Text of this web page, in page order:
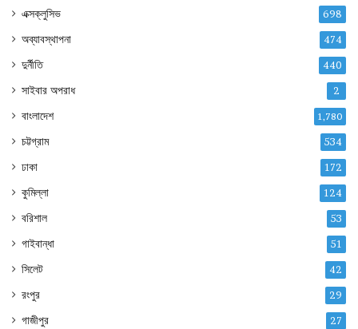
এক্সক্লুসিভ 698
অব্যাবস্থাপনা 474
দুর্নীতি 440
সাইবার অপরাধ 2
বাংলাদেশ 1,780
চট্টগ্রাম 534
ঢাকা 172
কুমিল্লা 124
বরিশাল 53
গাইবান্ধা 51
সিলেট 42
রংপুর 29
গাজীপুর 27